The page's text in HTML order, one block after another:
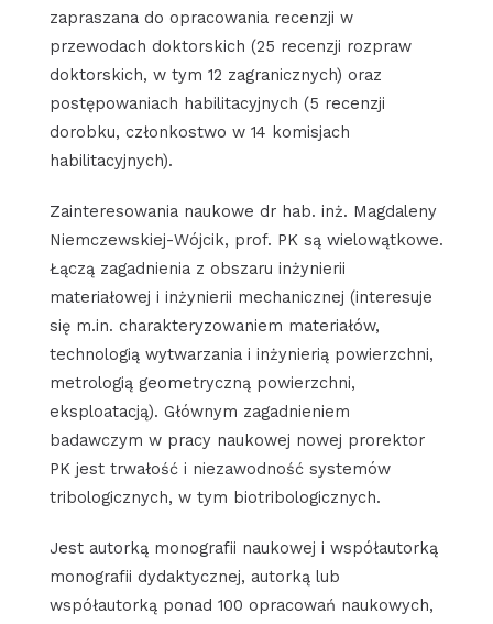
zapraszana do opracowania recenzji w
przewodach doktorskich (25 recenzji rozpraw
doktorskich, w tym 12 zagranicznych) oraz
postępowaniach habilitacyjnych (5 recenzji
dorobku, członkostwo w 14 komisjach
habilitacyjnych).
Zainteresowania naukowe dr hab. inż. Magdaleny
Niemczewskiej-Wójcik, prof. PK są wielowątkowe.
Łączą zagadnienia z obszaru inżynierii
materiałowej i inżynierii mechanicznej (interesuje
się m.in. charakteryzowaniem materiałów,
technologią wytwarzania i inżynierią powierzchni,
metrologią geometryczną powierzchni,
eksploatacją). Głównym zagadnieniem
badawczym w pracy naukowej nowej prorektor
PK jest trwałość i niezawodność systemów
tribologicznych, w tym biotribologicznych.
Jest autorką monografii naukowej i współautorką
monografii dydaktycznej, autorką lub
współautorką ponad 100 opracowań naukowych,